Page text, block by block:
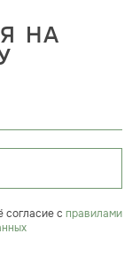
НА
согласие с правилами